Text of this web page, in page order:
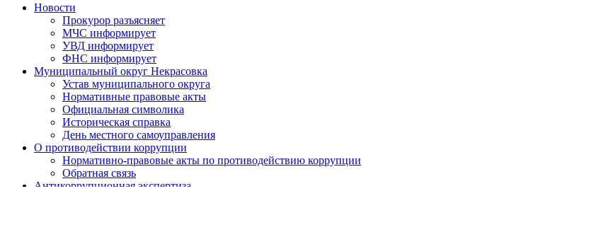
Новости
Прокурор разъясняет
МЧС информирует
УВД информирует
ФНС информирует
Муниципальный округ Некрасовка
Устав муниципального округа
Нормативные правовые акты
Официальная символика
Историческая справка
День местного самоуправления
О противодействии коррупции
Нормативно-правовые акты по противодействию коррупции
Обратная связь
Антикоррупционная экспертиза